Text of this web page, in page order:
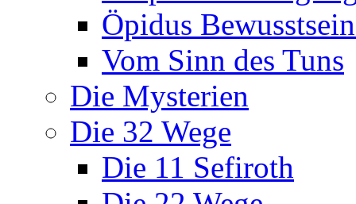
Öpidus
Vom Sinn des Tuns
Die Mysterien
Die 32 Wege
Die 11 Sefiroth